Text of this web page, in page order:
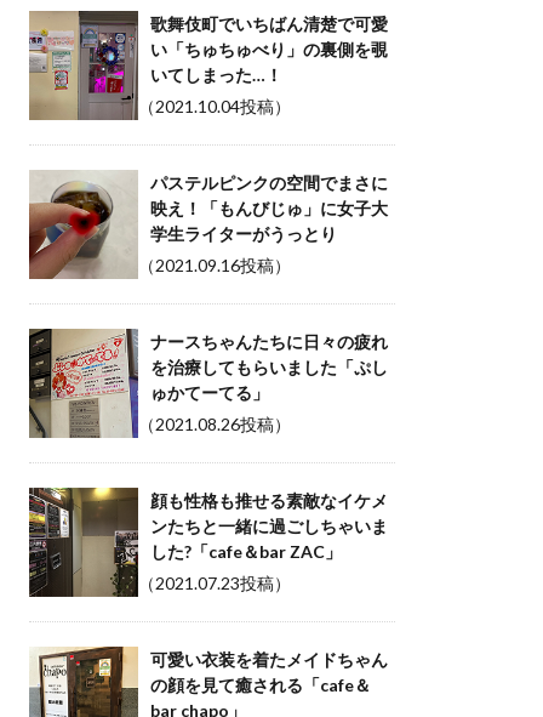
歌舞伎町でいちばん清楚で可愛
い「ちゅちゅべり」の裏側を覗
いてしまった…！
（2021.10.04投稿）
パステルピンクの空間でまさに
映え！「もんびじゅ」に女子大
学生ライターがうっとり
（2021.09.16投稿）
ナースちゃんたちに日々の疲れ
を治療してもらいました「ぷし
ゅかてーてる」
（2021.08.26投稿）
顔も性格も推せる素敵なイケメ
ンたちと一緒に過ごしちゃいま
した?「cafe＆bar ZAC」
（2021.07.23投稿）
可愛い衣装を着たメイドちゃん
の顔を見て癒される「cafe＆
bar chapo」